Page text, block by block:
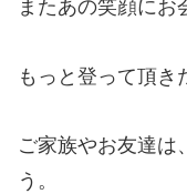
またあの笑顔にお
もっと登って頂き
ご家族やお友達は
う。